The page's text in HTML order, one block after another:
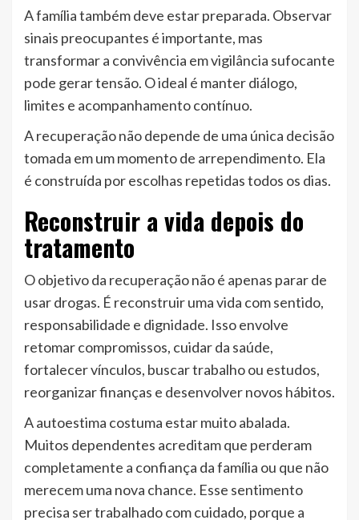
A família também deve estar preparada. Observar
sinais preocupantes é importante, mas
transformar a convivência em vigilância sufocante
pode gerar tensão. O ideal é manter diálogo,
limites e acompanhamento contínuo.
A recuperação não depende de uma única decisão
tomada em um momento de arrependimento. Ela
é construída por escolhas repetidas todos os dias.
Reconstruir a vida depois do
tratamento
O objetivo da recuperação não é apenas parar de
usar drogas. É reconstruir uma vida com sentido,
responsabilidade e dignidade. Isso envolve
retomar compromissos, cuidar da saúde,
fortalecer vínculos, buscar trabalho ou estudos,
reorganizar finanças e desenvolver novos hábitos.
A autoestima costuma estar muito abalada.
Muitos dependentes acreditam que perderam
completamente a confiança da família ou que não
merecem uma nova chance. Esse sentimento
precisa ser trabalhado com cuidado, porque a